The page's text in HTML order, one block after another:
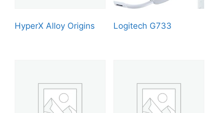
HyperX Alloy Origins Logitech G733